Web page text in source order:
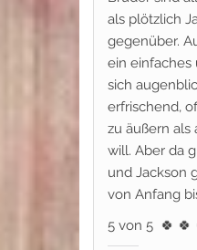
als plötzlich
gegenüber.
ein einfaches
sich
erfrischend,
zu äußern als
will. Aber da
und Jackson
von Anfang
5 von 5 🍀 🍀